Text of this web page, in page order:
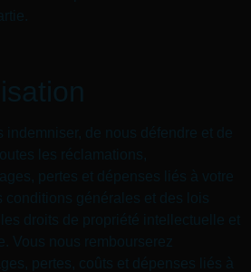
indemniser, de nous défendre et de
les réclamations,
pertes et dépenses liés à votre
conditions générales et des lois
droits de propriété intellectuelle et
Vous nous rembourserez
pertes, coûts et dépenses liés à